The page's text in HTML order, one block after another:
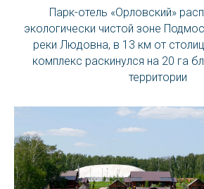
Парк-отель «Орловский»
экологически чистой зоне
реки Людовна, в 13 км от
комплекс раскинулся на 20 га
территории